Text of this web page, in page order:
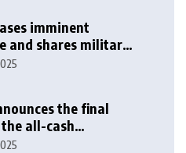
imminent
and shares military
message: ‘It
the final
all-cash